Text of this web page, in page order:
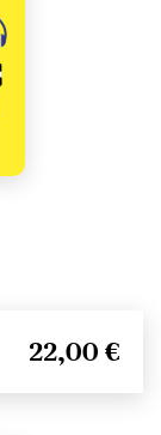
22,00 €